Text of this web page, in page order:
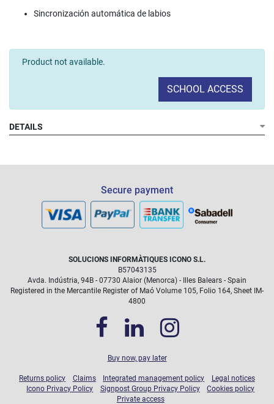
Sincronización automática de labios
Product not available.
SCHOOL ACCESS
DETAILS
Secure payment
SOLUCIONS INFORMÀTIQUES ICONO S.L.
B57043135
Avda. Indústria, 94B - 07730 Alaior (Menorca) - Illes Balears - Spain
Registered in the Mercantile Register of Maó Volume 105, Folio 164, Sheet IM-
4800
Buy now, pay later
Returns policy Claims Integrated management policy
Legal notices
Icono Privacy Policy
Signpost Group Privacy Policy
Cookies policy
Private access